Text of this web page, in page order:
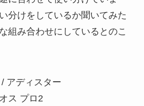
分けをしているか聞いてみた
組み合わせにしているとのこ
アディスター
ス プロ2